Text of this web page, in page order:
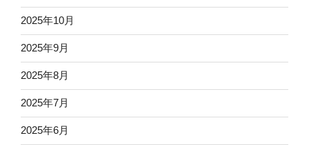
2025年10月
2025年9月
2025年8月
2025年7月
2025年6月